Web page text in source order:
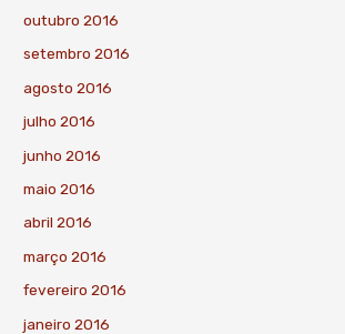
outubro 2016
setembro 2016
agosto 2016
julho 2016
junho 2016
maio 2016
abril 2016
março 2016
fevereiro 2016
janeiro 2016